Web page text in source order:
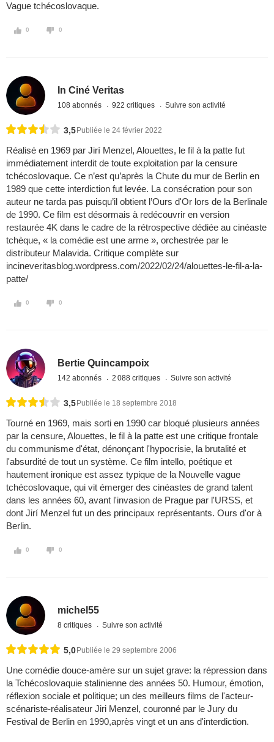
Vague tchécoslovaque.
0 0
In Ciné Veritas
108 abonnés 922 critiques Suivre son activité
3,5 Publiée le 24 février 2022
Réalisé en 1969 par Jirí Menzel, Alouettes, le fil à la patte fut
immédiatement interdit de toute exploitation par la censure
tchécoslovaque. Ce n’est qu’après la Chute du mur de Berlin en
1989 que cette interdiction fut levée. La consécration pour son
auteur ne tarda pas puisqu’il obtient l’Ours d'Or lors de la Berlinale
de 1990. Ce film est désormais à redécouvrir en version
restaurée 4K dans le cadre de la rétrospective dédiée au cinéaste
tchèque, « la comédie est une arme », orchestrée par le
distributeur Malavida. Critique complète sur
incineveritasblog.wordpress.com/2022/02/24/alouettes-le-fil-a-la-
patte/
0 0
Bertie Quincampoix
142 abonnés 2 088 critiques Suivre son activité
3,5 Publiée le 18 septembre 2018
Tourné en 1969, mais sorti en 1990 car bloqué plusieurs années
par la censure, Alouettes, le fil à la patte est une critique frontale
du communisme d'état, dénonçant l'hypocrisie, la brutalité et
l'absurdité de tout un système. Ce film intello, poétique et
hautement ironique est assez typique de la Nouvelle vague
tchécoslovaque, qui vit émerger des cinéastes de grand talent
dans les années 60, avant l'invasion de Prague par l'URSS, et
dont Jirí Menzel fut un des principaux représentants. Ours d'or à
Berlin.
0 0
michel55
8 critiques Suivre son activité
5,0 Publiée le 29 septembre 2006
Une comédie douce-amère sur un sujet grave: la répression dans
la Tchécoslovaquie stalinienne des années 50. Humour, émotion,
réflexion sociale et politique; un des meilleurs films de l'acteur-
scénariste-réalisateur Jiri Menzel, couronné par le Jury du
Festival de Berlin en 1990,après vingt et un ans d'interdiction.